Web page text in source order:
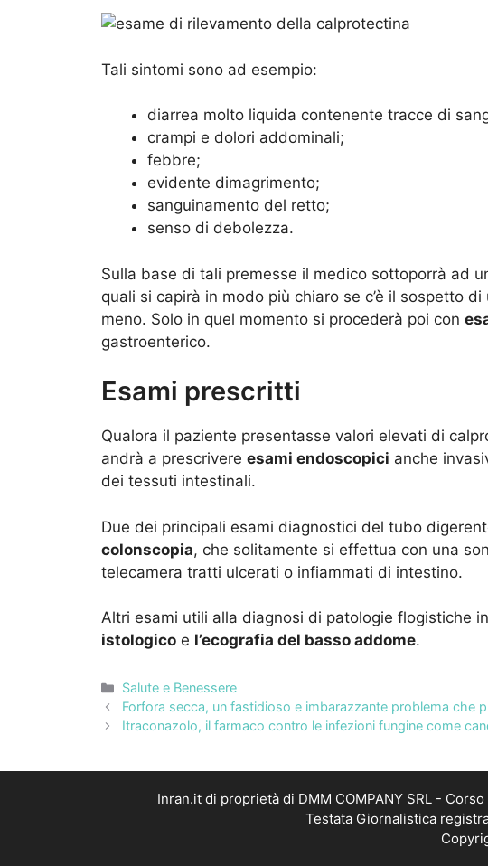
Tali sintomi sono ad esempio:
diarrea molto liquida contenente tracce di
crampi e dolori addominali;
febbre;
evidente dimagrimento;
sanguinamento del retto;
senso di debolezza.
Sulla base di tali premesse il medico sottoporrà ad
quali si capirà in modo più chiaro se c’è il sospetto
meno. Solo in quel momento si procederà poi con
gastroenterico.
Esami prescritti
Qualora il paziente presentasse valori elevati di
andrà a prescrivere esami endoscopici anche
dei tessuti intestinali.
Due dei principali esami diagnostici del tubo
colonscopia, che solitamente si effettua con una
telecamera tratti ulcerati o infiammati di intestino.
Altri esami utili alla diagnosi di patologie flogistiche
istologico e l’ecografia del basso addome.
Categorie
Salute e Benessere
Forfora secca, un fastidioso e imbarazzante problema che
Itraconazolo, il farmaco contro le infezioni fungine come
Inran.it di proprietà di DMM COMPANY SRL -
Testata Giornalistica